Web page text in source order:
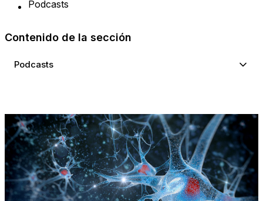
Podcasts
Contenido de la sección
Podcasts